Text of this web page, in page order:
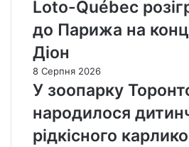
Loto-Québec
до Парижа на
Діон
8 Серпня 2026
У зоопарку
народилося
рідкісного